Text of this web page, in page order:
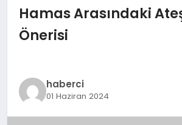
İZMIR HABERLERI
EKONOMI
Hamas Arasındaki
Önerisi
haberci
01 Haziran 2024